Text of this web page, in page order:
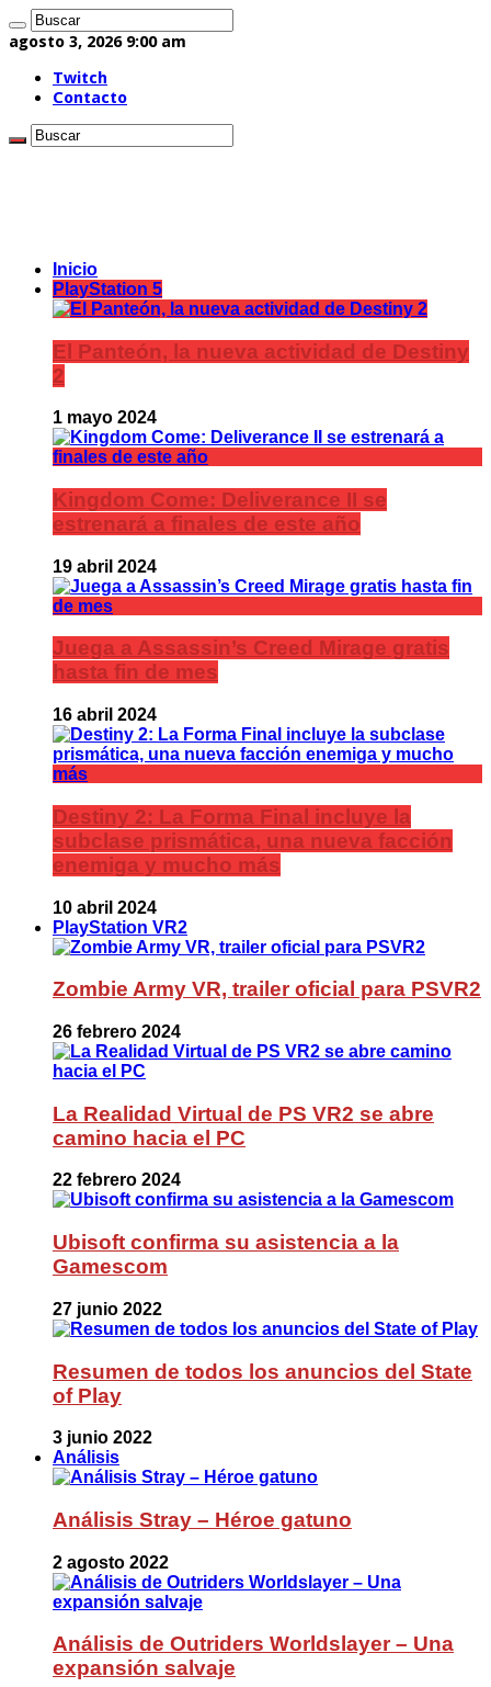
agosto 3, 2026 9:00 am
Twitch
Contacto
Inicio
PlayStation 5
El Panteón, la nueva actividad de Destiny
2
1 mayo 2024
Kingdom Come: Deliverance II se
estrenará a finales de este año
19 abril 2024
Juega a Assassin’s Creed Mirage gratis
hasta fin de mes
16 abril 2024
Destiny 2: La Forma Final incluye la
subclase prismática, una nueva facción
enemiga y mucho más
10 abril 2024
PlayStation VR2
Zombie Army VR, trailer oficial para PSVR2
26 febrero 2024
La Realidad Virtual de PS VR2 se abre
camino hacia el PC
22 febrero 2024
Ubisoft confirma su asistencia a la
Gamescom
27 junio 2022
Resumen de todos los anuncios del State
of Play
3 junio 2022
Análisis
Análisis Stray – Héroe gatuno
2 agosto 2022
Análisis de Outriders Worldslayer – Una
expansión salvaje